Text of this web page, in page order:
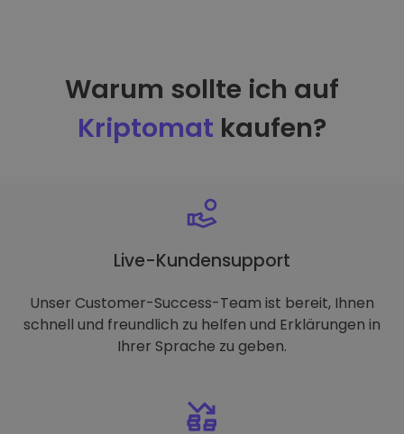
Warum sollte ich auf
Kriptomat kaufen?
Live-Kundensupport
Unser Customer-Success-Team ist bereit, Ihnen
schnell und freundlich zu helfen und Erklärungen in
Ihrer Sprache zu geben.